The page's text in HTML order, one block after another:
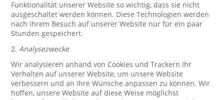
Funktionalität unserer Website so wichtig, dass sie nicht
ausgeschaltet werden können. Diese Technologien werden
nach Ihrem Besuch auf unserer Website nur für ein paar
Stunden gespeichert.
2.Analysezwecke
Wir analysieren anhand von Cookies und Trackern Ihr
Verhalten auf unserer Website, um unsere Website
verbessern und an Ihre Wünsche anpassen zu können. Wir
hoffen, unsere Website auf diese Weise möglichst